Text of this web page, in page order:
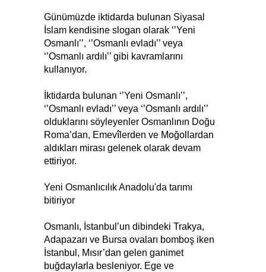
Günümüzde iktidarda bulunan Siyasal
İslam kendisine slogan olarak ‘’Yeni
Osmanlı’’, ‘’Osmanlı evladı’’ veya
‘’Osmanlı ardılı’’ gibi kavramlarını
kullanıyor.
İktidarda bulunan ‘’Yeni Osmanlı’’,
‘’Osmanlı evladı’’ veya ‘’Osmanlı ardılı’’
olduklarını söyleyenler Osmanlının Doğu
Roma’dan, Emevîlerden ve Moğollardan
aldıkları mirası gelenek olarak devam
ettiriyor.
Yeni Osmanlıcılık Anadolu'da tarımı
bitiriyor
Osmanlı, İstanbul’un dibindeki Trakya,
Adapazarı ve Bursa ovaları bomboş iken
İstanbul, Mısır’dan gelen ganimet
buğdaylarla besleniyor. Ege ve